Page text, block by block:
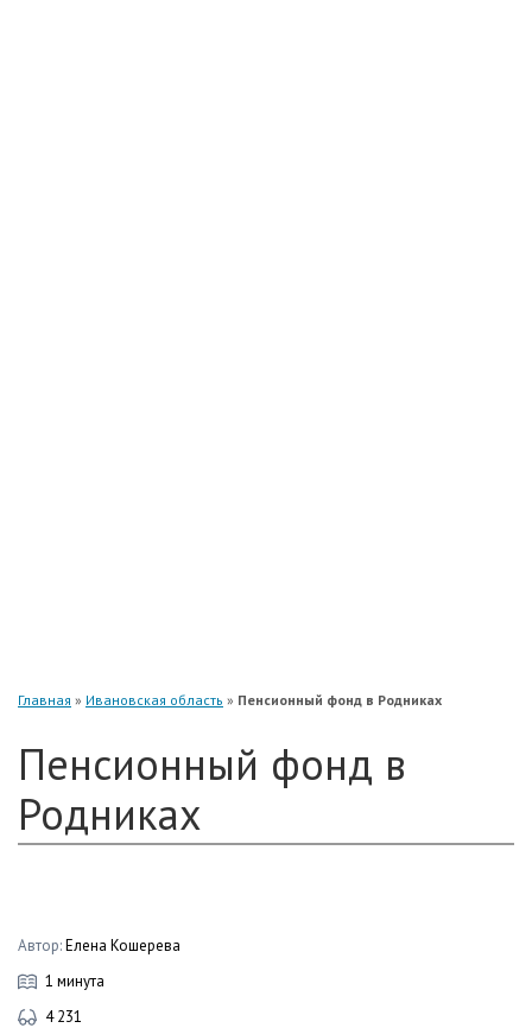
Главная » Ивановская область » Пенсионный фонд в Родниках
Пенсионный фонд в
Родниках
Автор:Елена Кошерева
1 минута
4 231